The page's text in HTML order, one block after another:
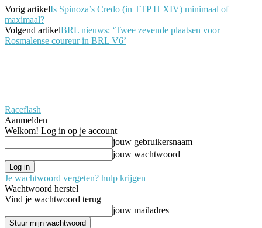
Vorig artikelIs Spinoza’s Credo (in TTP H XIV) minimaal of
maximaal?
Volgend artikelBRL nieuws: ‘Twee zevende plaatsen voor
Rosmalense coureur in BRL V6’
Raceflash
Aanmelden
Welkom! Log in op je account
jouw gebruikersnaam
jouw wachtwoord
Je wachtwoord vergeten? hulp krijgen
Wachtwoord herstel
Vind je wachtwoord terug
jouw mailadres